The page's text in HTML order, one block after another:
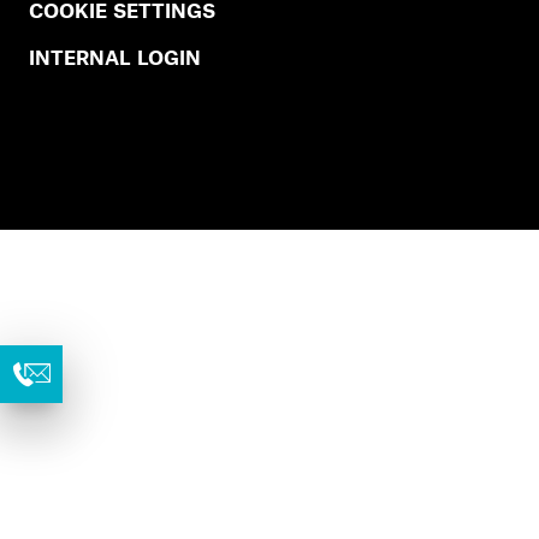
COOKIE SETTINGS
INTERNAL LOGIN